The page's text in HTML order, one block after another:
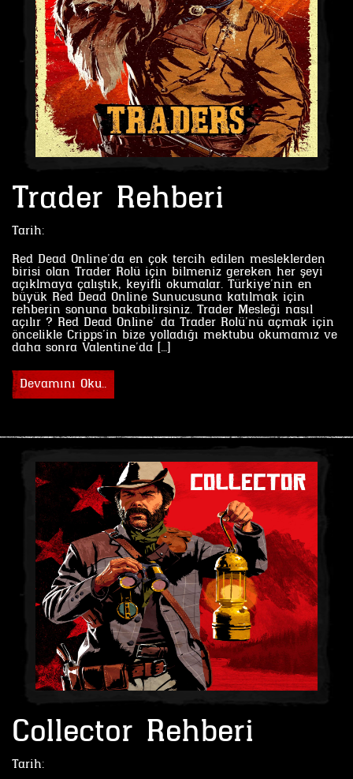
Trader Rehberi
Tarih:
Red Dead Online’da en çok tercih edilen mesleklerden
birisi olan Trader Rolü için bilmeniz gereken her şeyi
açıklmaya çalıştık, keyifli okumalar. Türkiye’nin en
büyük Red Dead Online Sunucusuna katılmak için
rehberin sonuna bakabilirsiniz. Trader Mesleği nasıl
açılır ? Red Dead Online’ da Trader Rolü’nü açmak için
öncelikle Cripps’in bize yolladığı mektubu okumamız ve
daha sonra Valentine’da […]
Devamını Oku..
Collector Rehberi
Tarih: